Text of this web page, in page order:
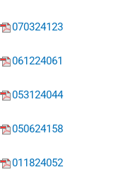
070324123
061224061
053124044
050624158
011824052